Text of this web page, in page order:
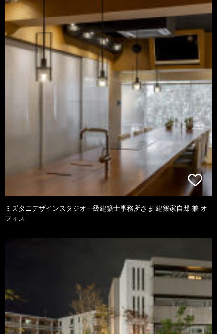
ミズタニデザインスタジオ一級建築士事務所さま 建築家自邸 兼 オ
フィス